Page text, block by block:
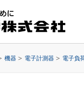
機器 電子計測器 電子負